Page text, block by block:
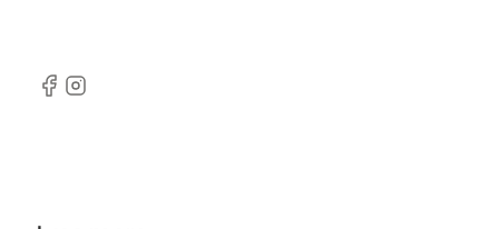
Facebook
Instagram